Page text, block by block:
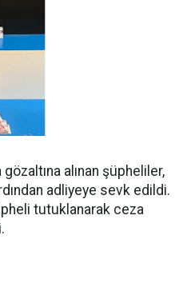
alınan şüpheliler,
adliyeye sevk edildi.
tutuklanarak ceza